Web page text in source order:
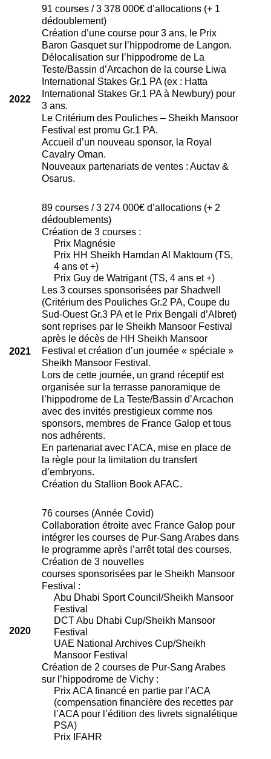
2022
91 courses / 3 378 000€ d’allocations (+ 1
dédoublement)
Création d’une course pour 3 ans, le Prix
Baron Gasquet sur l’hippodrome de Langon.
Délocalisation sur l’hippodrome de La
Teste/Bassin d’Arcachon de la course Liwa
International Stakes Gr.1 PA (ex : Hatta
International Stakes Gr.1 PA à Newbury) pour
3 ans.
Le Critérium des Pouliches – Sheikh Mansoor
Festival est promu Gr.1 PA.
Accueil d’un nouveau sponsor, la Royal
Cavalry Oman.
Nouveaux partenariats de ventes : Auctav &
Osarus.
2021
89 courses / 3 274 000€ d’allocations (+ 2
dédoublements)
Création de 3 courses :
Prix Magnésie
Prix HH Sheikh Hamdan Al Maktoum (TS,
4 ans et +)
Prix Guy de Watrigant (TS, 4 ans et +)
Les 3 courses sponsorisées par Shadwell
(Critérium des Pouliches Gr.2 PA, Coupe du
Sud-Ouest Gr.3 PA et le Prix Bengali d’Albret)
sont reprises par le Sheikh Mansoor Festival
après le décès de HH Sheikh Mansoor
Festival et création d’un journée « spéciale »
Sheikh Mansoor Festival.
Lors de cette journée, un grand réceptif est
organisée sur la terrasse panoramique de
l’hippodrome de La Teste/Bassin d’Arcachon
avec des invités prestigieux comme nos
sponsors, membres de France Galop et tous
nos adhérents.
En partenariat avec l’ACA, mise en place de
la règle pour la limitation du transfert
d’embryons.
Création du Stallion Book AFAC.
2020
76 courses (Année Covid)
Collaboration étroite avec France Galop pour
intégrer les courses de Pur-Sang Arabes dans
le programme après l’arrêt total des courses.
Création de 3 nouvelles
courses sponsorisées par le Sheikh Mansoor
Festival :
Abu Dhabi Sport Council/Sheikh Mansoor
Festival
DCT Abu Dhabi Cup/Sheikh Mansoor
Festival
UAE National Archives Cup/Sheikh
Mansoor Festival
Création de 2 courses de Pur-Sang Arabes
sur l’hippodrome de Vichy :
Prix ACA financé en partie par l’ACA
(compensation financière des recettes par
l’ACA pour l’édition des livrets signalétique
PSA)
Prix IFAHR